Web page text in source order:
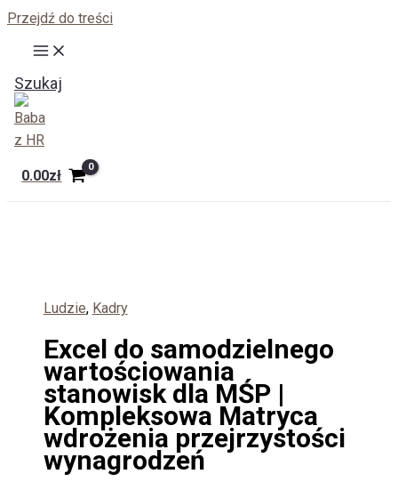
Przejdź do treści
Szukaj
0.00zł
Ludzie, Kadry
Excel do samodzielnego
wartościowania
stanowisk dla MŚP |
Kompleksowa Matryca
wdrożenia przejrzystości
wynagrodzeń